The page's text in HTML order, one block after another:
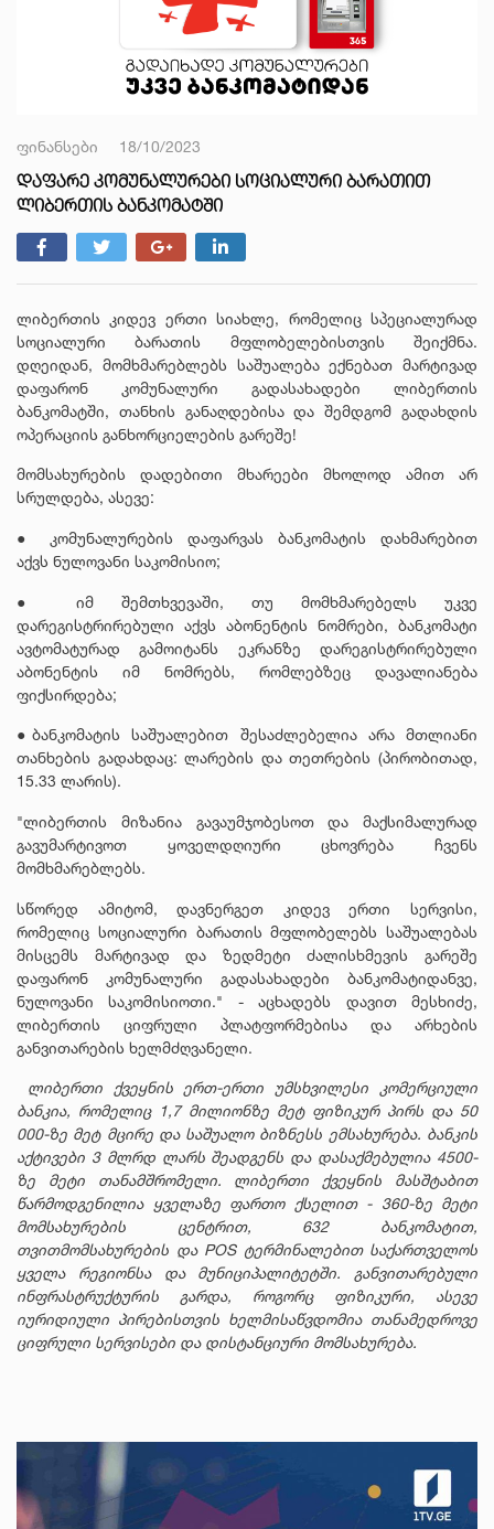
ფინანსები 18/10/2023
ᲓᲐᲤᲐᲠᲔ ᲙᲝᲛᲣᲜᲐᲚᲣᲠᲔᲑᲘ ᲡᲝᲪᲘᲐᲚᲣᲠᲘ ᲑᲐᲠᲐᲗᲘᲗ
ᲚᲘᲑᲔᲠᲗᲘᲡ ᲑᲐᲜᲙᲝᲛᲐᲢᲨᲘ
ლიბერთის კიდევ ერთი სიახლე, რომელიც სპეციალურად
სოციალური ბარათის მფლობელებისთვის შეიქმნა.
დღეიდან, მომხმარებლებს საშუალება ექნებათ მარტივად
დაფარონ კომუნალური გადასახადები ლიბერთის
ბანკომატში, თანხის განაღდებისა და შემდგომ გადახდის
ოპერაციის განხორციელების გარეშე!
მომსახურების დადებითი მხარეები მხოლოდ ამით არ
სრულდება, ასევე:
● კომუნალურების დაფარვას ბანკომატის დახმარებით
აქვს ნულოვანი საკომისიო;
● იმ შემთხვევაში, თუ მომხმარებელს უკვე
დარეგისტრირებული აქვს აბონენტის ნომრები, ბანკომატი
ავტომატურად გამოიტანს ეკრანზე დარეგისტრირებული
აბონენტის იმ ნომრებს, რომლებზეც დავალიანება
ფიქსირდება;
●ბანკომატის საშუალებით შესაძლებელია არა მთლიანი
თანხების გადახდაც: ლარების და თეთრების (პირობითად,
15.33 ლარის).
"ლიბერთის მიზანია გავაუმჯობესოთ და მაქსიმალურად
გავუმარტივოთ ყოველდღიური ცხოვრება ჩვენს
მომხმარებლებს.
სწორედ ამიტომ, დავნერგეთ კიდევ ერთი სერვისი,
რომელიც სოციალური ბარათის მფლობელებს საშუალებას
მისცემს მარტივად და ზედმეტი ძალისხმევის გარეშე
დაფარონ კომუნალური გადასახადები ბანკომატიდანვე,
ნულოვანი საკომისიოთი." - აცხადებს დავით მესხიძე,
ლიბერთის ციფრული პლატფორმებისა და არხების
განვითარების ხელმძღვანელი.
ლიბერთი ქვეყნის ერთ-ერთი უმსხვილესი კომერციული
ბანკია, რომელიც 1,7 მილიონზე მეტ ფიზიკურ პირს და 50
000-ზე მეტ მცირე და საშუალო ბიზნესს ემსახურება. ბანკის
აქტივები 3 მლრდ ლარს შეადგენს და დასაქმებულია 4500-
ზე მეტი თანამშრომელი. ლიბერთი ქვეყნის მასშტაბით
წარმოდგენილია ყველაზე ფართო ქსელით - 360-ზე მეტი
მომსახურების ცენტრით, 632 ბანკომატით,
თვითმომსახურების და POS ტერმინალებით საქართველოს
ყველა რეგიონსა და მუნიციპალიტეტში. განვითარებული
ინფრასტრუქტურის გარდა, როგორც ფიზიკური, ასევე
იურიდიული პირებისთვის ხელმისაწვდომია თანამედროვე
ციფრული სერვისები და დისტანციური მომსახურება.